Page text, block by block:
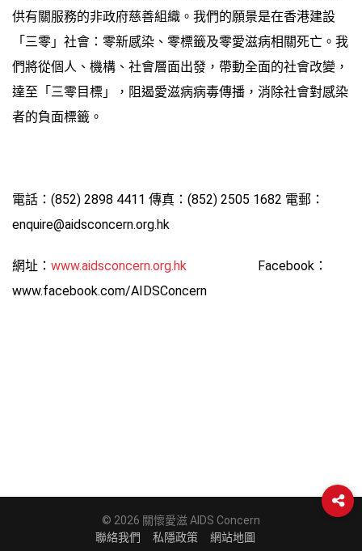
供有關服務的非政府慈善組織。我們的願景是在香港建設
「三零」社會：零新感染、零標籤及零愛滋病相關死亡。我
們將從個人、機構、社會層面出發，帶動全面的社會改變，
達至「三零目標」，阻遏愛滋病病毒傳播，消除社會對感染
者的負面標籤。
電話：(852) 2898 4411 傳真：(852) 2505 1682 電郵：
enquire@aidsconcern.org.hk
網址： www.aidsconcern.org.hk Facebook：
www.facebook.com/AIDSConcern
© 2026 關懷愛滋 AIDS Concern
聯絡我們
私隱政策 網站地圖